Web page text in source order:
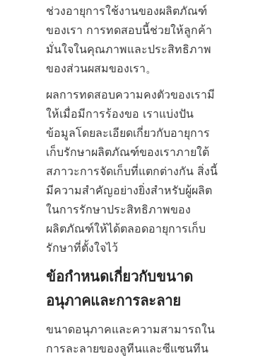
ช่วงอายุการใช้งานของผลิตภัณฑ์
ของเรา การทดสอบนี้ช่วยให้ลูกค้า
มั่นใจในคุณภาพและประสิทธิภาพ
ของส่วนผสมของเรา。
ผลการทดสอบความคงตัวของเรามี
ให้เมื่อมีการร้องขอ เราแบ่งปัน
ข้อมูลโดยละเอียดเกี่ยวกับอายุการ
เก็บรักษาผลิตภัณฑ์ของเราภายใต้
สภาวะการจัดเก็บที่แตกต่างกัน สิ่งนี้
มีความสำคัญอย่างยิ่งสำหรับผู้ผลิต
ในการรักษาประสิทธิภาพของ
ผลิตภัณฑ์ให้ได้ตลอดอายุการเก็บ
รักษาที่ตั้งใจไว้
ข้อกำหนดเกี่ยวกับขนาด
อนุภาคและการละลาย
ขนาดอนุภาคและความสามารถใน
การละลายของลูทีนและซีแซนทีน